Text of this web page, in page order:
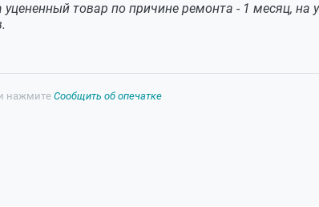
товар по причине ремонта - 1 месяц, на
нажмите Сообщить об опечатке